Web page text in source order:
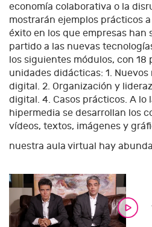
economía colaborativa o la
mostrarán ejemplos prácticos
éxito en los que empresas han
partido a las nuevas
los siguientes módulos, con 18
unidades didácticas: 1.
digital. 2. Organización y
digital. 4. Casos prácticos. A lo
hipermedia se desarrollan los
vídeos, textos, imágenes y
nuestra aula virtual hay